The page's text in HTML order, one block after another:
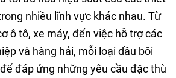
nhiều lĩnh vực khác nhau. Từ
ô tô, xe máy, đến việc hỗ trợ các
và hàng hải, mỗi loại dầu bôi
đáp ứng những yêu cầu đặc thù